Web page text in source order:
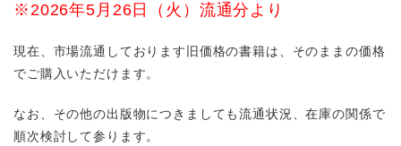
※2026年5月26日（火）流通分より
現在、市場流通しております旧価格の書籍は、そのままの価格
でご購入いただけます。
なお、その他の出版物につきましても流通状況、在庫の関係で
順次検討して参ります。